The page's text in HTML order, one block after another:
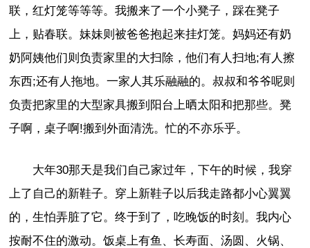
联，红灯笼等等等。我搬来了一个小凳子，踩在凳子
上，贴春联。妹妹则被爸爸抱起来挂灯笼。妈妈还有奶
奶阿姨他们则负责家里的大扫除，他们有人扫地;有人擦
东西;还有人拖地。一家人其乐融融的。叔叔和爷爷呢则
负责把家里的大型家具搬到阳台上晒太阳和把那些。凳
子啊，桌子啊!搬到外面清洗。忙的不亦乐乎。
大年30那天是我们自己家过年，下午的时候，我穿
上了自己的新鞋子。穿上新鞋子以后我走路都小心翼翼
的，生怕弄脏了它。终于到了，吃晚饭的时刻。我内心
按耐不住的激动。饭桌上有鱼、长寿面、汤圆、火锅、